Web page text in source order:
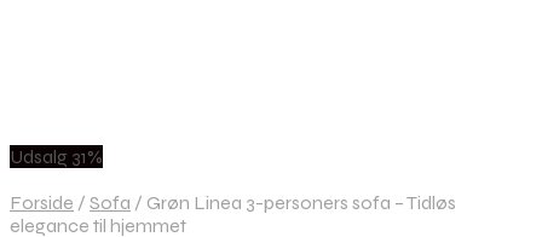
Udsalg 31%
Forside / Sofa / Grøn Linea 3-personers sofa – Tidløs
elegance til hjemmet